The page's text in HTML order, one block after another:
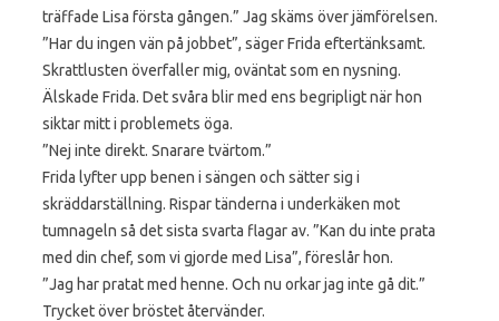
träffade Lisa första gången.” Jag skäms över jämförelsen.
”Har du ingen vän på jobbet”, säger Frida eftertänksamt.
Skrattlusten överfaller mig, oväntat som en nysning.
Älskade Frida. Det svåra blir med ens begripligt när hon
siktar mitt i problemets öga.
”Nej inte direkt. Snarare tvärtom.”
Frida lyfter upp benen i sängen och sätter sig i
skräddarställning. Rispar tänderna i underkäken mot
tumnageln så det sista svarta flagar av. ”Kan du inte prata
med din chef, som vi gjorde med Lisa”, föreslår hon.
”Jag har pratat med henne. Och nu orkar jag inte gå dit.”
Trycket över bröstet återvänder.